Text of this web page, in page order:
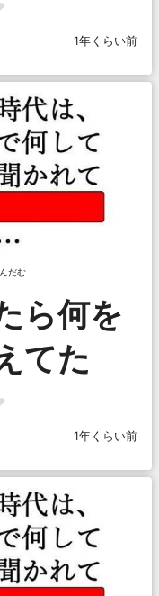
1年くらい前
だむ
ら何を
てた
1年くらい前